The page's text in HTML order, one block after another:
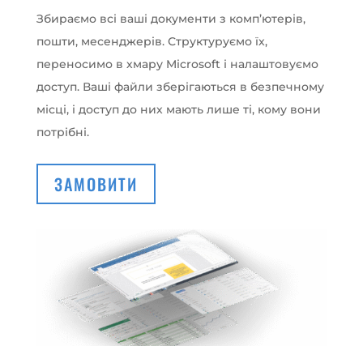
Збираємо всі ваші документи з комп’ютерів,
пошти, месенджерів. Структуруємо їх,
переносимо в хмару Microsoft і налаштовуємо
доступ. Ваші файли зберігаються в безпечному
місці, і доступ до них мають лише ті, кому вони
потрібні.
ЗАМОВИТИ